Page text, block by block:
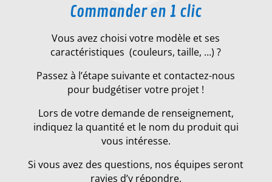
Commander en 1 clic
Vous avez choisi votre modèle et ses
caractéristiques (couleurs, taille, …) ?
Passez à l’étape suivante et contactez-nous
pour budgétiser votre projet !
Lors de votre demande de renseignement,
indiquez la quantité et le nom du produit qui
vous intéresse.
Si vous avez des questions, nos équipes seront
ravies d’y répondre.